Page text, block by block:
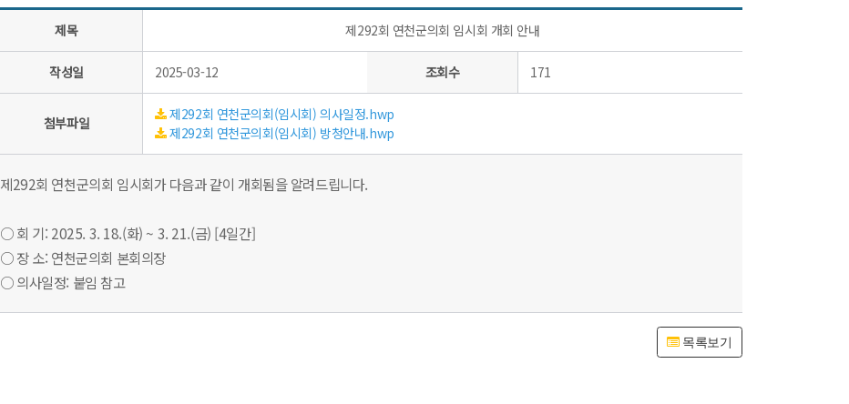
제목 제292회 연천군의회 임시회 개회 안내
작성일 2025-03-12 조회수 171
첨부파일
제292회 연천군의회(임시회) 의사일정.hwp
제292회 연천군의회(임시회) 방청안내.hwp
제292회 연천군의회 임시회가 다음과 같이 개회됨을 알려드립니다.
○ 회 기: 2025. 3. 18.(화) ~ 3. 21.(금) [4일간]
○ 장 소: 연천군의회 본회의장
○ 의사일정: 붙임 참고
목록보기